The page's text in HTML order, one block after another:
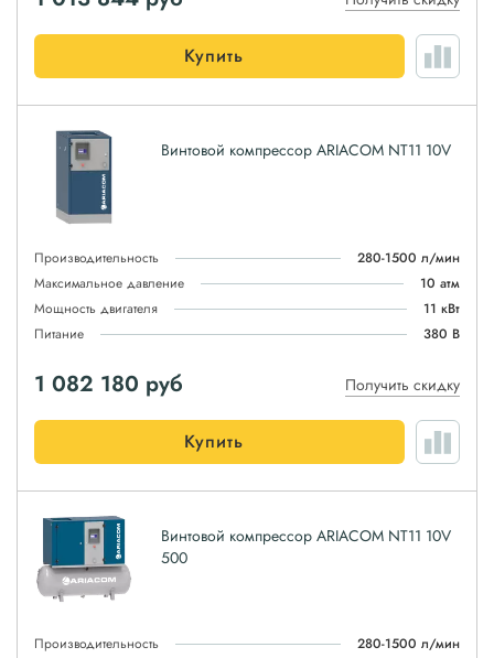
Купить
Винтовой компрессор ARIACOM NT11 10V
Производительность
280-1500 л/мин
Максимальное давление
10 атм
Мощность двигателя
11 кВт
Питание
380 В
1 082 180 руб Получить скидку
Купить
Винтовой компрессор ARIACOM NT11 10V
500
Производительность
280-1500 л/мин